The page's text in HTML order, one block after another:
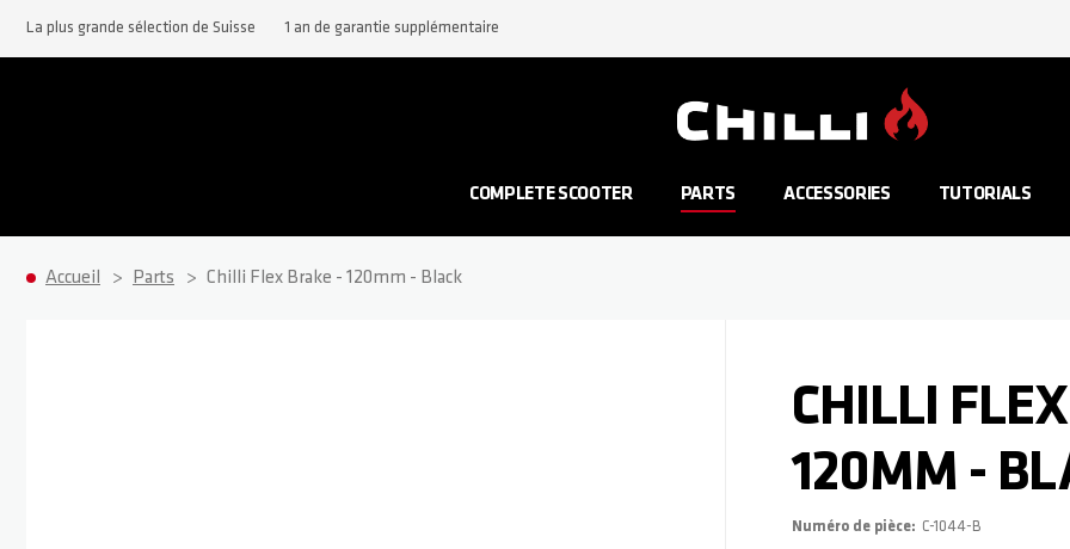
La plus grande sélection de Suisse 1 an de garantie supplémentaire
COMPLETE SCOOTER PARTS ACCESSORIES TUTORIALS
Accueil Parts Chilli Flex Brake - 120mm - Black
CHILLI
120MM -
Numéro de pièce C-1044-B